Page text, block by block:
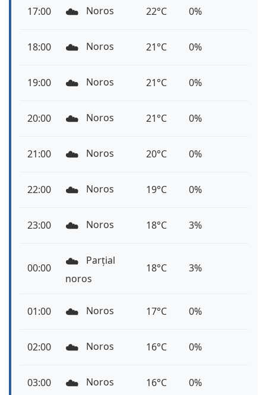
17:00 ☁️ Noros 22°C 0%
18:00 ☁️ Noros 21°C 0%
19:00 ☁️ Noros 21°C 0%
20:00 ☁️ Noros 21°C 0%
21:00 ☁️ Noros 20°C 0%
22:00 ☁️ Noros 19°C 0%
23:00 ☁️ Noros 18°C 3%
00:00 ☁️
Parțial
noros
18°C 3%
01:00 ☁️ Noros 17°C 0%
02:00 ☁️ Noros 16°C 0%
03:00 ☁️ Noros 16°C 0%